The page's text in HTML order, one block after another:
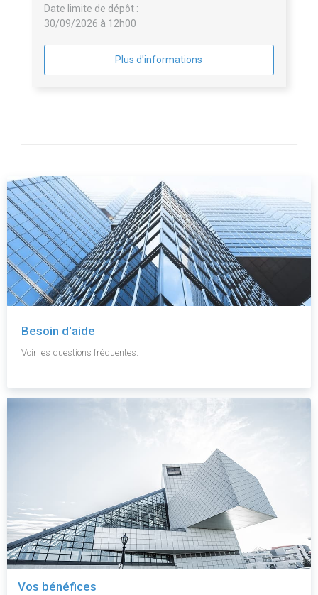
Date limite de dépôt :
30/09/2026 à 12h00
Plus d'informations
Besoin d'aide
Voir les questions fréquentes.
Vos bénéfices